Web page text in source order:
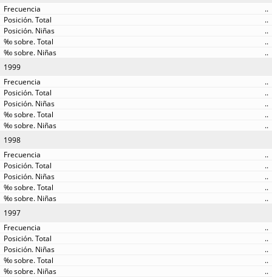
..
..
..
..
..
1999
..
..
..
..
..
1998
..
..
..
..
..
1997
..
..
..
..
..